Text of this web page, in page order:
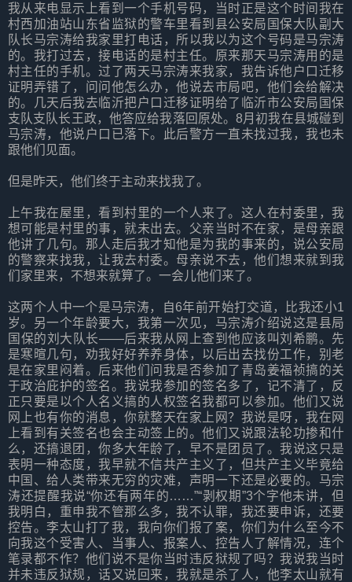
我从来电显示上看到一个手机号码，当时正是这个时间我在
村西加油站山东省监狱的警车里看到县公安局国保大队副大
队长马宗涛给我家里打电话，所以我以为这个号码是马宗涛
的。我打过去，接电话的是村主任。原来那天马宗涛用的是
村主任的手机。过了两天马宗涛来我家，我告诉他户口迁移
证明弄错了，问问他怎么办，他说去市局吧，他们会给解决
的。几天后我去临沂把户口迁移证明给了临沂市公安局国保
支队支队长王政，他答应给我落回原处。8月初我在县城碰到
马宗涛，他说户口已落下。此后警方一直未找过我，我也未
跟他们见面。
但是昨天，他们终于主动来找我了。
上午我在屋里，看到村里的一个人来了。这人在村委里，我
想可能是村里的事，就未出去。父亲当时不在家，是母亲跟
他讲了几句。那人走后我才知他是为我的事来的，说公安局
的警察来找我，让我去村委。母亲说不去，他们想来就到我
们家里来，不想来就算了。一会儿他们来了。
这两个人中一个是马宗涛，自6年前开始打交道，比我还小1
岁。另一个年龄要大，我第一次见，马宗涛介绍说这是县局
国保的刘大队长——后来我从网上查到他应该叫刘希鹏。先
是寒暄几句，劝我好好养养身体，以后出去找份工作，别老
是在家里闷着。后来他们问我是否参加了青岛姜福祯搞的关
于政治庇护的签名。我说我参加的签名多了，记不清了，反
正只要是以个人名义搞的人权签名我都可以参加。他们又说
网上也有你的消息，你就整天在家上网？我说是呀，我在网
上看到有关签名也会主动签上的。他们又说跟法轮功掺和什
么，还搞退团，你多大年龄了，早不是团员了。我说这只是
表明一种态度，我早就不信共产主义了，但共产主义毕竟给
中国、给人类带来无穷的灾难，声明一下还是必要的。马宗
涛还提醒我说“你还有两年的……”“剥权期”3个字他未讲，但
我明白，重申我不管那么多，我不认罪，我还要申诉，还要
控告。李太山打了我，我向你们报了案，你们为什么至今不
向我这个受害人、当事人、报案人、控告人了解情况，连个
笔录都不作？他们说不是你当时违反狱规了吗？我说我当时
并未违反狱规，话又说回来，我就是杀了人，他李太山就有